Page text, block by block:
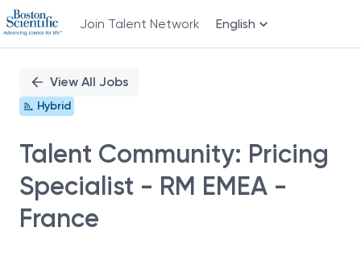
Join Talent Network English
PositionView All Jobs
Hybrid
Talent Community: Pricing
Specialist - RM EMEA -
France